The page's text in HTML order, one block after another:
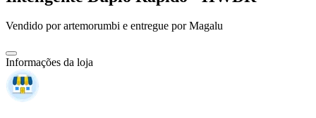
Vendido porartemorumbi e entregue por Magalu
Informações da loja